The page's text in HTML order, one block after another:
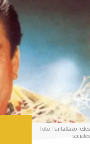
Foto: Pantallazo redes
sociales